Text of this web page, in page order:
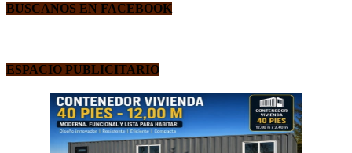
BUSCANOS EN FACEBOOK
ESPACIO PUBLICITARIO